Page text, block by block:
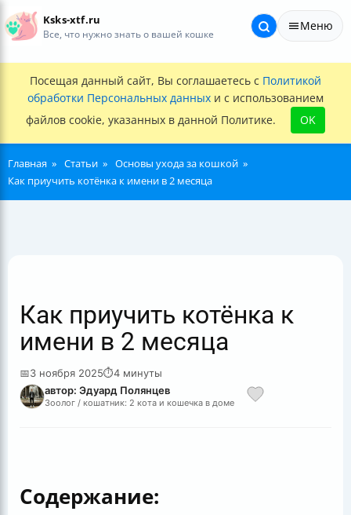
Ksks-xtf.ru
Все, что нужно знать о вашей кошке
Меню
Посещая данный сайт, Вы соглашаетесь с Политикой
обработки Персональных данных и с использованием
файлов cookie, указанных в данной Политике.
OK
Главная Статьи
Основы ухода за кошкой
Как приучить котёнка к имени в 2 месяца
Как приучить котёнка к
имени в 2 месяца
📅3 ноября 2025⏱4 минуты
автор: Эдуард Полянцев
Зоолог / кошатник: 2 кота и кошечка в доме
Содержание: